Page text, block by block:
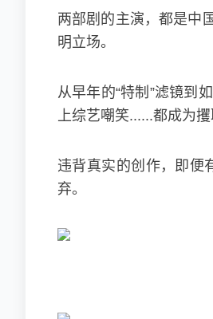
两部剧的主演，都是中
明立场。
从早年的“特制”滤镜到
上综艺嘲笑......都成为
违背真实的创作，即便
弃。